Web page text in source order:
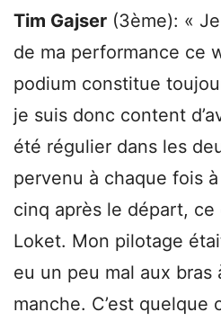
Tim Gajser (3ème): «
de ma performance ce
podium constitue
je suis donc content
été régulier dans les
pervenu à chaque fois
cinq après le départ,
Loket. Mon pilotage
eu un peu mal aux bras
manche. C’est quelque